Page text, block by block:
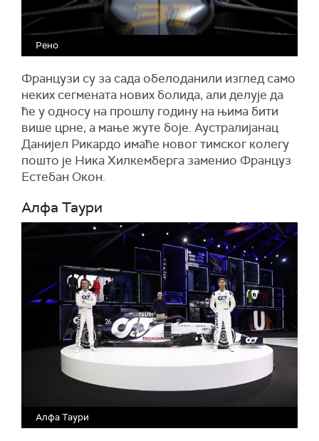
Рено
Французи су за сада обелоданили изглед само
неких сегмената нових болида, али делује да
ће у односу на прошлу годину на њима бити
више црне, а мање жуте боје. Аустралијанац
Данијел Рикардо имаће новог тимског колегу
пошто је Ника Хилкемберга заменио Француз
Естебан Окон.
Алфа Таури
Алфа Таури